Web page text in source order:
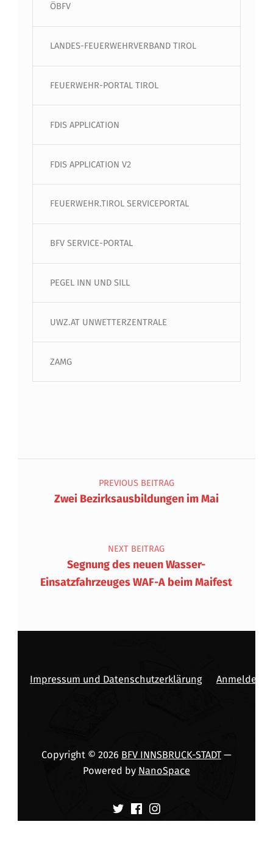
ÖBFV
LANDES-FEUERWEHRVERBAND TIROL
FEUERWEHR-PORTAL TIROL
FDIS APPLICATION
FDIS APPLICATION V2
FEUERWEHR.TIROL SERVICEPORTAL
BFV SERVICE-PORTAL
PEGEL INN UND SILL
UWZ.AT UNWETTERZENTRALE
ZAMG
Beitragsnavigation
PREVIOUS BEITRAG
Zwei Bezirksausbildungen im Mai
NEXT BEITRAG
Segnung des neuen Wasser-
Einsatzfahrzeuges WAF-A beim Maifest
Impressum und Datenschutzerklärung Anmelden
Copyright © 2026 BFV INNSBRUCK-STADT—
Powered by NanoSpace